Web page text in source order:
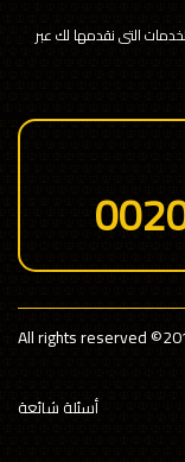
التى نقدمها لك عبر
All rights reserved
أسئلة شائعة